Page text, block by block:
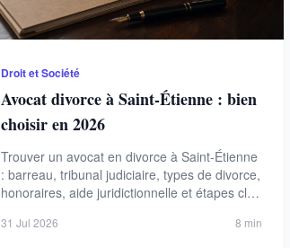
Droit et Société
Avocat divorce à Saint-Étienne : bien
choisir en 2026
Trouver un avocat en divorce à Saint-Étienne
: barreau, tribunal judiciaire, types de divorce,
honoraires, aide juridictionnelle et étapes clés
31 Jul 2026 8 min